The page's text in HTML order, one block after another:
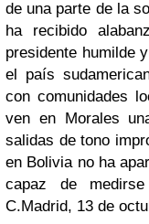
de una parte de la
ha recibido
presidente humilde
el país
con comunidades
ven en Morales
salidas de tono
en Bolivia no ha
capaz de
C.Madrid, 13 de